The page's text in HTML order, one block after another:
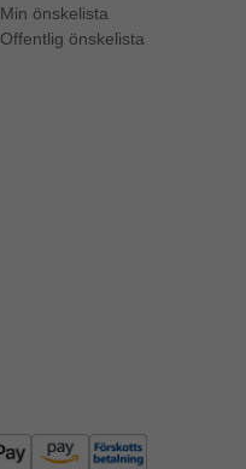
Min önskelista
Offentlig önskelista